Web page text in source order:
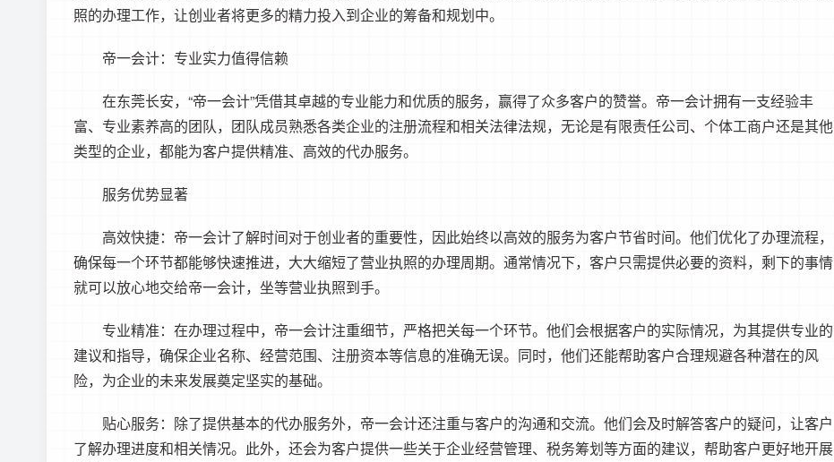
照的办理工作，让创业者将更多的精力投入到企业的筹备和规划中。
帝一会计：专业实力值得信赖
在东莞长安，“帝一会计”凭借其卓越的专业能力和优质的服务，赢得了众多客户的赞誉。帝一会计拥有一支经验丰
富、专业素养高的团队，团队成员熟悉各类企业的注册流程和相关法律法规，无论是有限责任公司、个体工商户还是其他
类型的企业，都能为客户提供精准、高效的代办服务。
服务优势显著
高效快捷：帝一会计了解时间对于创业者的重要性，因此始终以高效的服务为客户节省时间。他们优化了办理流程，
确保每一个环节都能够快速推进，大大缩短了营业执照的办理周期。通常情况下，客户只需提供必要的资料，剩下的事情
就可以放心地交给帝一会计，坐等营业执照到手。
专业精准：在办理过程中，帝一会计注重细节，严格把关每一个环节。他们会根据客户的实际情况，为其提供专业的
建议和指导，确保企业名称、经营范围、注册资本等信息的准确无误。同时，他们还能帮助客户合理规避各种潜在的风
险，为企业的未来发展奠定坚实的基础。
贴心服务：除了提供基本的代办服务外，帝一会计还注重与客户的沟通和交流。他们会及时解答客户的疑问，让客户
了解办理进度和相关情况。此外，还会为客户提供一些关于企业经营管理、税务筹划等方面的建议，帮助客户更好地开展